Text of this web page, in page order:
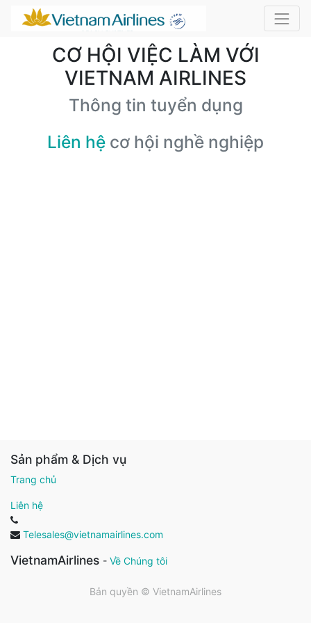
CƠ HỘI VIỆC LÀM VỚI
VIETNAM AIRLINES
Thông tin tuyển dụng
Liên hệ cơ hội nghề nghiệp
Sản phẩm & Dịch vụ
Trang chủ
Liên hệ
Telesales@vietnamairlines.com
VietnamAirlines - Về Chúng tôi
Bản quyền © VietnamAirlines